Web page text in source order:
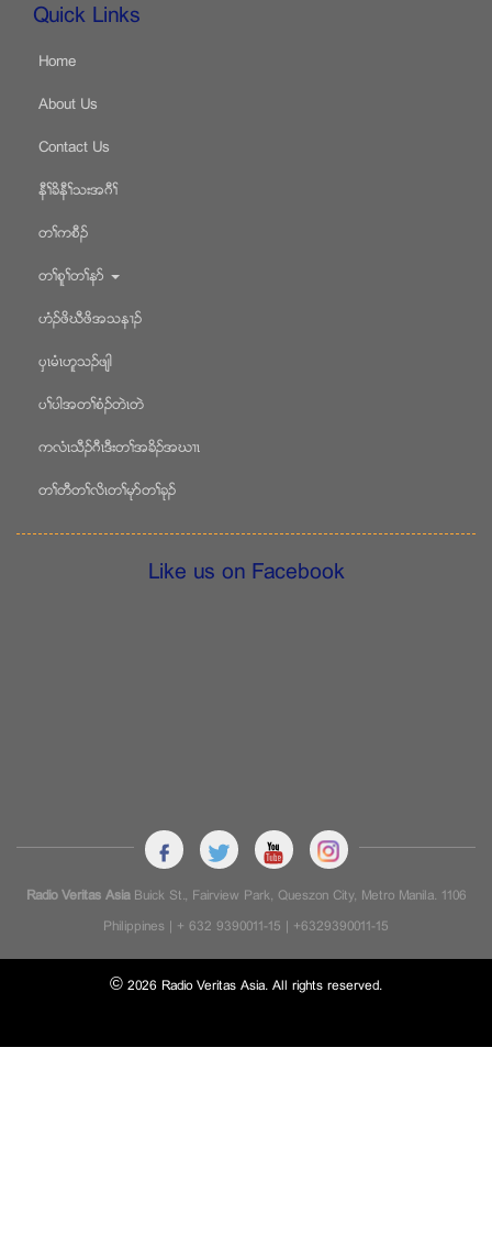
Quick Links
Home
About Us
Contact Us
နီႈခိနီႈသးအဂီႈ
တႈကစီဥ
တႈစူႈတႈနဏ
ဟံဥဖိဃီဖိအသန႕ဥ
ပွၚမံၚဟူသဥဖ်ါ
ပႈပါအတႈစံဥတဲၚတဲ
ကလံၚသီဥဂီၚဒီးတႈအခိဥအဃ႕ၚ
တႈတီတႈလိၚတႈမုဏတႈခုဥ
Like us on Facebook
Radio Veritas AsiaBuick St., Fairview Park, Queszon City, Metro Manila. 1106
Philippines | + 632 9390011-15 | +6329390011-15
© 2026 Radio Veritas Asia. All rights reserved.